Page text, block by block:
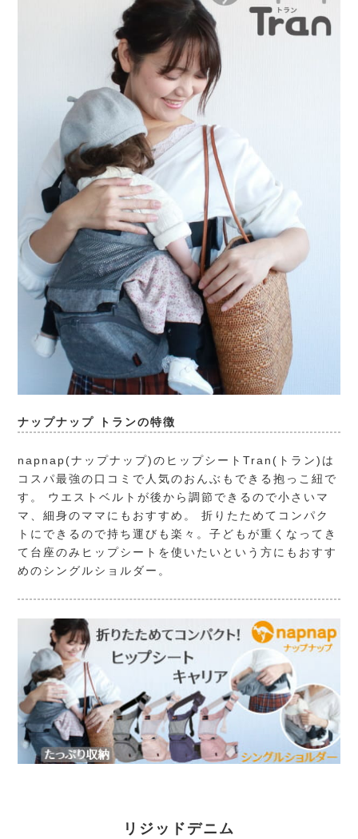
ナップナップ トランの特徴
napnap(ナップナップ)のヒップシートTran(トラン)は
コスパ最強の口コミで人気のおんぶもできる抱っこ紐で
す。 ウエストベルトが後から調節できるので小さいマ
マ、細身のママにもおすすめ。 折りたためてコンパク
トにできるので持ち運びも楽々。子どもが重くなってき
て台座のみヒップシートを使いたいという方にもおすす
めのシングルショルダー。
リジッドデニム